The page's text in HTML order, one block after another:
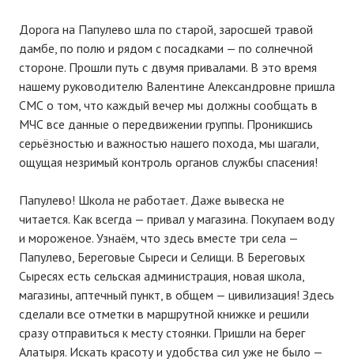
Дорога на Папулево шла по старой, заросшей травой
дамбе, по полю и рядом с посадками — по солнечной
стороне. Прошли путь с двумя привалами. В это время
нашему руководителю Валентине Александровне пришла
СМС о том, что каждый вечер мы должны сообщать в
МЧС все данные о передвижении группы. Проникшись
серьёзностью и важностью нашего похода, мы шагали,
ощущая незримый контроль органов службы спасения!
Папулево! Школа не работает. Даже вывеска не
читается. Как всегда — привал у магазина. Покупаем воду
и мороженое. Узнаём, что здесь вместе три села —
Папулево, Береговые Сыреси и Селищи. В Береговых
Сыресях есть сельская администрация, новая школа,
магазины, аптечный пункт, в общем — цивилизация! Здесь
сделали все отметки в маршрутной книжке и решили
сразу отправиться к месту стоянки. Пришли на берег
Алатыря. Искать красоту и удобства сил уже не было —